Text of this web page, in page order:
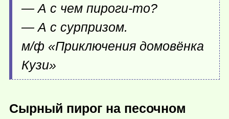
— А с чем пироги-то?
— А с сурпризом.
м/ф «Приключения домовёнка
Кузи»
Сырный пирог на песочном